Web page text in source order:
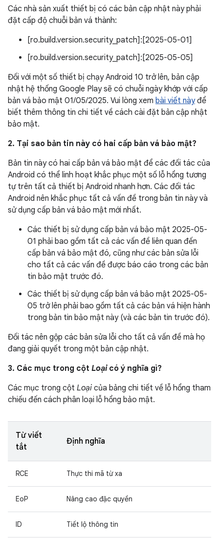
Các nhà sản xuất thiết bị có các bản cập nhật này phải
đặt cấp độ chuỗi bản vá thành:
[ro.build.version.security_patch]:[2025-05-01]
[ro.build.version.security_patch]:[2025-05-05]
Đối với một số thiết bị chạy Android 10 trở lên, bản cập
nhật hệ thống Google Play sẽ có chuỗi ngày khớp với cấp
bản vá bảo mật 01/05/2025. Vui lòng xem bài viết nàyđể
biết thêm thông tin chi tiết về cách cài đặt bản cập nhật
bảo mật.
2. Tại sao bản tin này có hai cấp bản vá bảo mật?
Bản tin này có hai cấp bản vá bảo mật để các đối tác của
Android có thể linh hoạt khắc phục một số lỗ hổng tương
tự trên tất cả thiết bị Android nhanh hơn. Các đối tác
Android nên khắc phục tất cả vấn đề trong bản tin này và
sử dụng cấp bản vá bảo mật mới nhất.
Các thiết bị sử dụng cấp bản vá bảo mật 2025-05-
01 phải bao gồm tất cả các vấn đề liên quan đến
cấp bản vá bảo mật đó, cũng như các bản sửa lỗi
cho tất cả các vấn đề được báo cáo trong các bản
tin bảo mật trước đó.
Các thiết bị sử dụng cấp bản vá bảo mật 2025-05-
05 trở lên phải bao gồm tất cả các bản vá hiện hành
trong bản tin bảo mật này (và các bản tin trước đó).
Đối tác nên gộp các bản sửa lỗi cho tất cả vấn đề mà họ
đang giải quyết trong một bản cập nhật.
3. Các mục trong cột Loạicó ý nghĩa gì?
Các mục trong cột Loại của bảng chi tiết về lỗ hổng tham
chiếu đến cách phân loại lỗ hổng bảo mật.
Từ viết
tắt
Định nghĩa
RCE Thực thi mã từ xa
EoP Nâng cao đặc quyền
ID Tiết lộ thông tin